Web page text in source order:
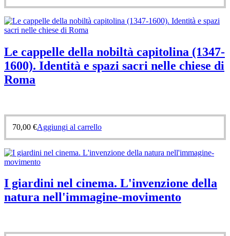
Le cappelle della nobiltà capitolina (1347-
1600). Identità e spazi sacri nelle chiese di
Roma
70,00 €Aggiungi al carrello
I giardini nel cinema. L'invenzione della
natura nell'immagine-movimento